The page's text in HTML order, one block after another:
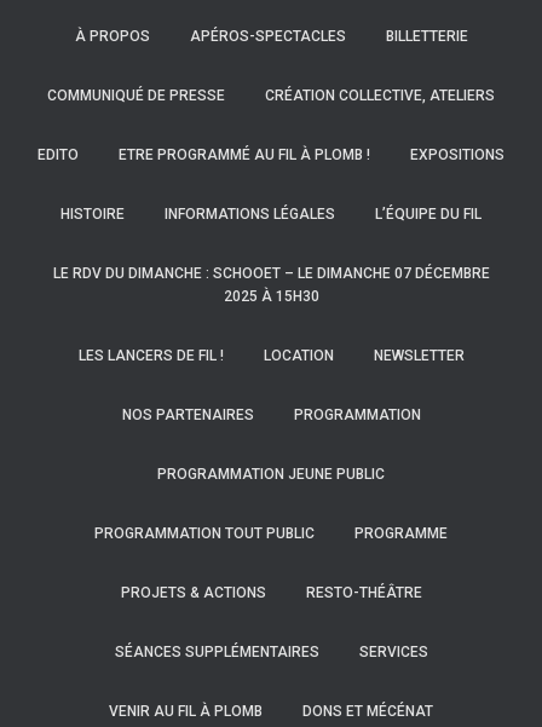
À PROPOS APÉROS-SPECTACLES BILLETTERIE
COMMUNIQUÉ DE PRESSE CRÉATION COLLECTIVE, ATELIERS
EDITO ETRE PROGRAMMÉ AU FIL À PLOMB ! EXPOSITIONS
HISTOIRE INFORMATIONS LÉGALES L’ÉQUIPE DU FIL
LE RDV DU DIMANCHE : SCHOOET – LE DIMANCHE 07 DÉCEMBRE
2025 À 15H30
LES LANCERS DE FIL ! LOCATION NEWSLETTER
NOS PARTENAIRES PROGRAMMATION
PROGRAMMATION JEUNE PUBLIC
PROGRAMMATION TOUT PUBLIC PROGRAMME
PROJETS & ACTIONS RESTO-THÉÂTRE
SÉANCES SUPPLÉMENTAIRES SERVICES
VENIR AU FIL À PLOMB DONS ET MÉCÉNAT